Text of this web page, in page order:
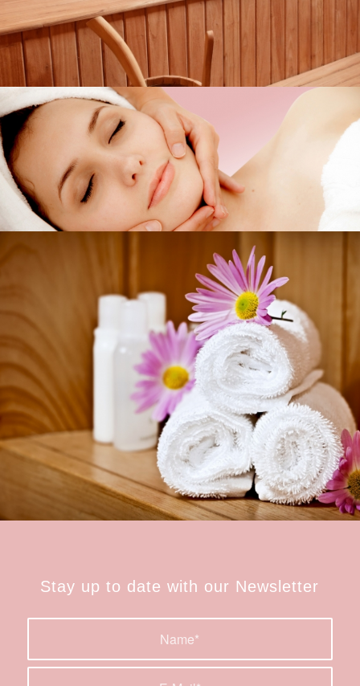
Stay up to date with our Newsletter